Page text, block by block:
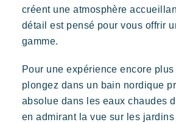
Nos villages
créent une atmosphère
détail est pensé pour vous offrir
gamme.
Pour une expérience encore
plongez dans un bain nordique
absolue dans les eaux chaudes
en admirant la vue sur les